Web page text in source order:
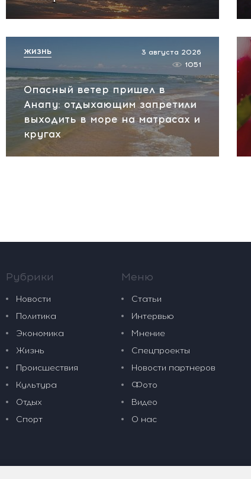
Опасный ветер пришел в
Анапу: отдыхающим запретили
выходить в море на матрасах и
кругах
3 августа 2026
1051
ЖИЗНЬ
Рубрики
Новости
Политика
Экономика
Жизнь
Происшествия
Культура
Отдых
Спорт
Меню
Статьи
Интервью
Мнение
Спецпроекты
Новости партнеров
Фото
Видео
О нас